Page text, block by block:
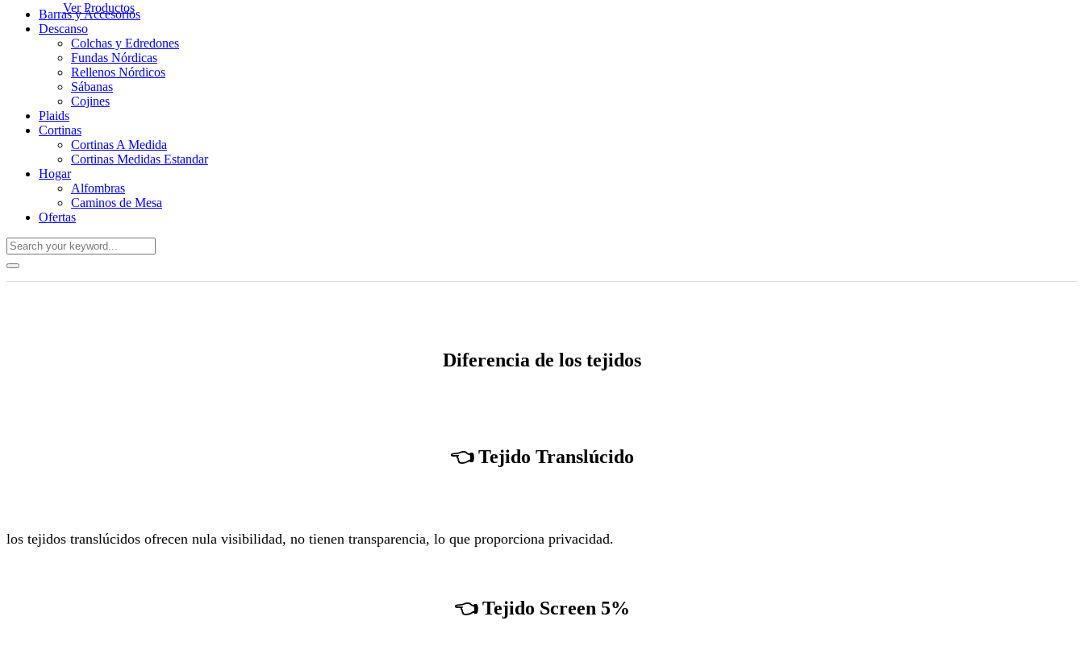
Ver Productos
Barras y Accesorios
Descanso
Colchas y Edredones
Fundas Nórdicas
Rellenos Nórdicos
Sábanas
Cojines
Plaids
Cortinas
Cortinas A Medida
Cortinas Medidas Estandar
Hogar
Alfombras
Caminos de Mesa
Ofertas
Diferencia de los tejidos
👈Tejido Translúcido
los tejidos translúcidos ofrecen nula visibilidad, no tienen transparencia, lo que proporciona privacidad.
👈Tejido Screen 5%